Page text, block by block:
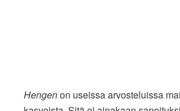
Hengenon useissa arvosteluissa